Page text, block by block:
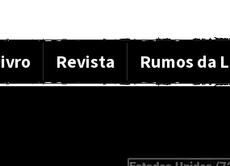
Revista Rumos da